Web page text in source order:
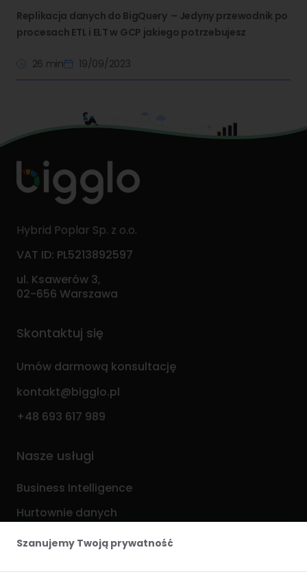
Replikacja danych do BigQuery – Jedyny przewodnik po
procesach ETL i ELT w GCP jakiego potrzebujesz
26 min 19/09/2023
Hybrid Poplar Sp. z o.o.
VAT ID: PL5213892597
ul. Ksawerów 3,
02-656 Warszawa
Skontaktuj się
Umów darmową konsultację
kontakt@bigglo.pl
+48 693 617 989
Nasze usługi
Business Intelligence
Hurtownie danych
Analityka i ML
Szanujemy Twoją prywatność